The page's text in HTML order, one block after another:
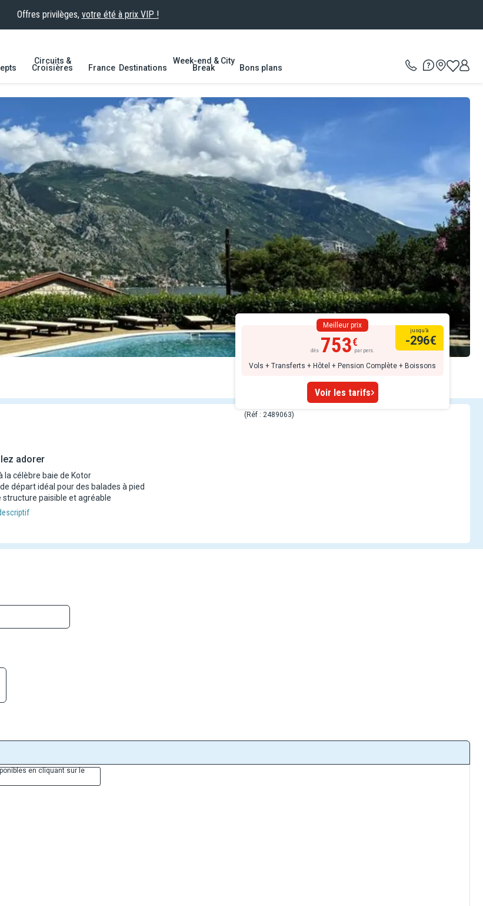
Offres privilèges, votre été à prix VIP !
Circuits &
Croisières France Destinations
Week-end & City
Break Bons plans
Meilleur prix
dès 753 par pers.
Vols + Transferts + Hôtel + Pension Complète + Boissons
jusqu’à
-296€
Voir les tarifs
(Réf : 2489063)
adorer
la célèbre baie de Kotor
départ idéal pour des balades à pied
structure paisible et agréable
en cliquant sur le